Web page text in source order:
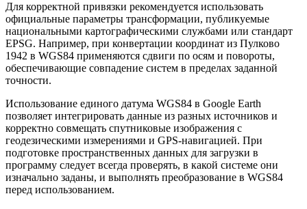
Для корректной привязки рекомендуется использовать
официальные параметры трансформации, публикуемые
национальными картографическими службами или стандарт
EPSG. Например, при конвертации координат из Пулково
1942 в WGS84 применяются сдвиги по осям и повороты,
обеспечивающие совпадение систем в пределах заданной
точности.
Использование единого датума WGS84 в Google Earth
позволяет интегрировать данные из разных источников и
корректно совмещать спутниковые изображения с
геодезическими измерениями и GPS-навигацией. При
подготовке пространственных данных для загрузки в
программу следует всегда проверять, в какой системе они
изначально заданы, и выполнять преобразование в WGS84
перед использованием.